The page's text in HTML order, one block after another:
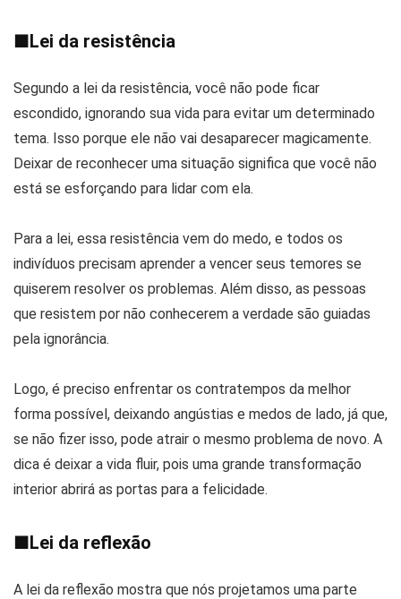
■Lei da resistência
Segundo a lei da resistência, você não pode ficar
escondido, ignorando sua vida para evitar um determinado
tema. Isso porque ele não vai desaparecer magicamente.
Deixar de reconhecer uma situação significa que você não
está se esforçando para lidar com ela.
Para a lei, essa resistência vem do medo, e todos os
indivíduos precisam aprender a vencer seus temores se
quiserem resolver os problemas. Além disso, as pessoas
que resistem por não conhecerem a verdade são guiadas
pela ignorância.
Logo, é preciso enfrentar os contratempos da melhor
forma possível, deixando angústias e medos de lado, já que,
se não fizer isso, pode atrair o mesmo problema de novo. A
dica é deixar a vida fluir, pois uma grande transformação
interior abrirá as portas para a felicidade.
■Lei da reflexão
A lei da reflexão mostra que nós projetamos uma parte